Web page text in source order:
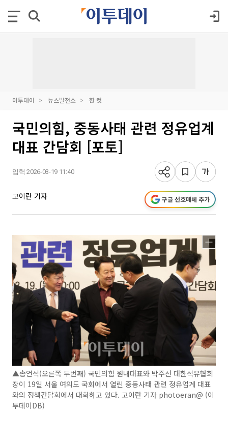
이투데이 뉴스발전소 한 컷
국민의힘, 중동사태 관련 정유업계
대표 간담회 [포토]
입력 2026-03-19 11:40
고이란 기자 구글 선호매체 추가
▲송언석(오른쪽 두번째) 국민의힘 원내대표와 박주선 대한석유협회
장이 19일 서울 여의도 국회에서 열린 중동사태 관련 정유업계 대표
와의 정책간담회에서 대화하고 있다. 고이란 기자 photoeran@ (이
투데이DB)